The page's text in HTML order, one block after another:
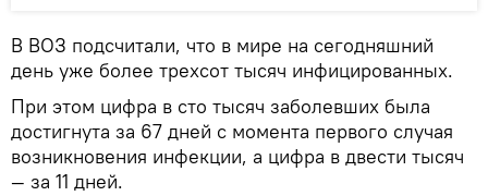
В ВОЗ подсчитали, что в мире на сегодняшний
день уже более трехсот тысяч инфицированных.
При этом цифра в сто тысяч заболевших была
достигнута за 67 дней с момента первого случая
возникновения инфекции, а цифра в двести тысяч
— за 11 дней.